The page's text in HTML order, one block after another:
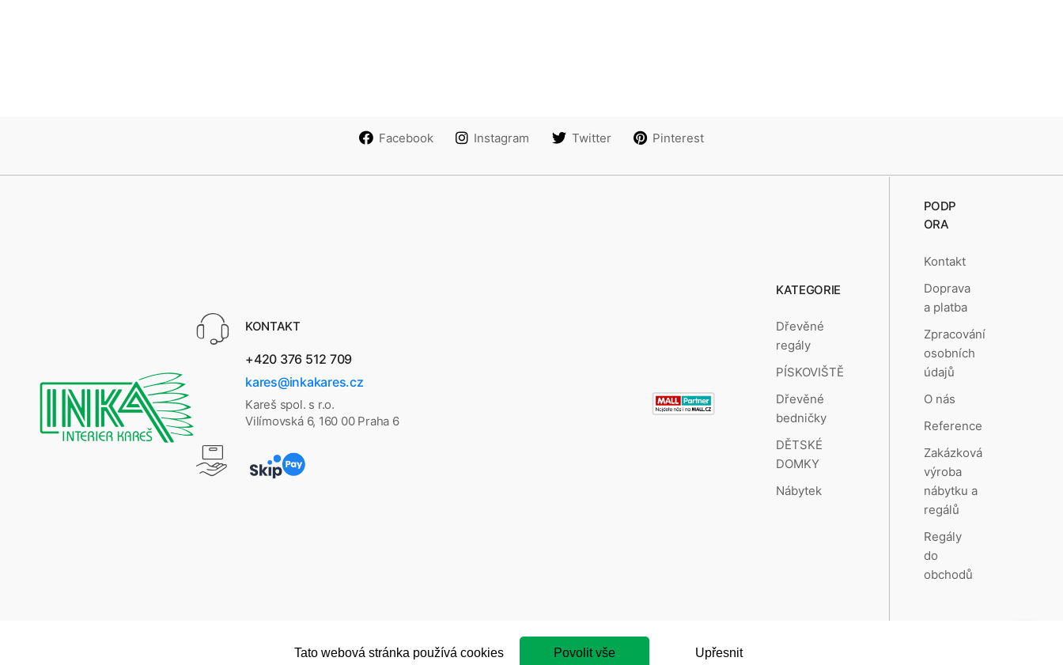
Facebook Instagram Twitter Pinterest
KONTAKT
+420 376 512 709
kares@inkakares.cz
Kareš spol. s r.o.
Vilímovská 6, 160 00 Praha 6
KATEGORIE
Dřevěné
regály
PÍSKOVIŠTĚ
Dřevěné
bedničky
DĚTSKÉ
DOMKY
Nábytek
PODP
ORA
Kontakt
Doprava
a platba
Zpracování
osobních
údajů
O nás
Reference
Zakázková
výroba
nábytku a
regálů
Regály
do
obchodů
Tato webová stránka používá cookies Povolit vše Upřesnit